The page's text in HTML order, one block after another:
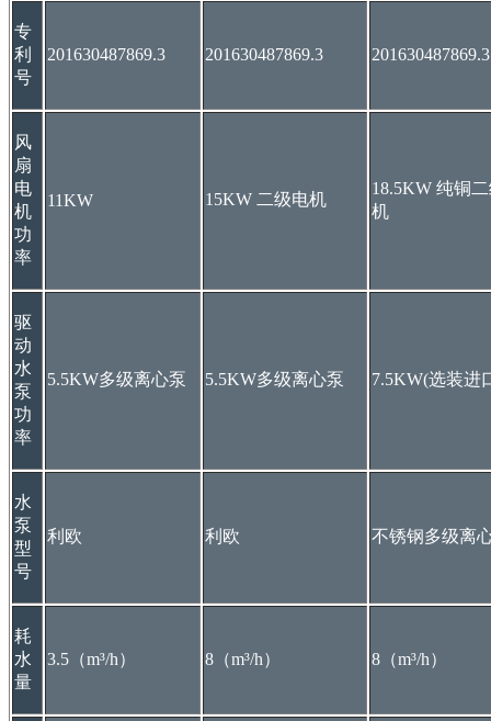
专
利
号
201630487869.3 201630487869.3 201630487869.3
风
扇
电
机
功
率
11KW 15KW 二级电机
18.5KW 纯铜
机
驱
动
水
泵
功
率
5.5KW多级离心泵 5.5KW多级离心泵 7.5KW(选装进
水
泵
型
号
利欧 利欧 不锈钢多级离
耗
水
量
3.5（m³/h） 8（m³/h） 8（m³/h）